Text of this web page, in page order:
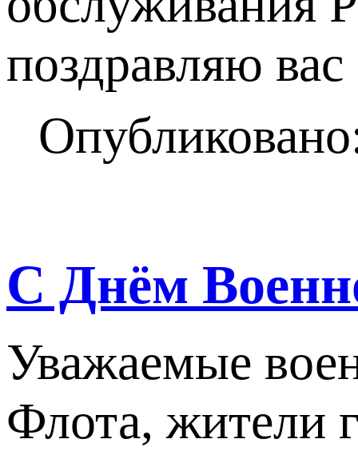
поздравляю
С Днём
Уважаемые
Флота, жители